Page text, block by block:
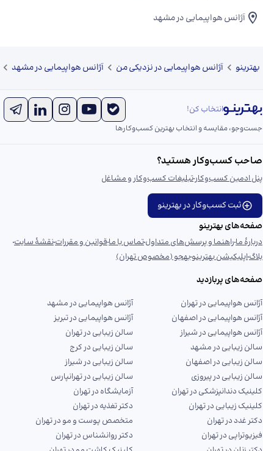
آژانس هواپیمایی در مشهد
بهترینو آژانس هواپیمایی در نزدیکی من آژانس هواپیمایی در مشهد
انتخاب کن!
جست‌و‌جو، مقایسه و انتخاب بهترین کسب‌وکارها
صاحب کسب‌وکار هستید؟
پنل ادمین کسب‌وکارتبلیغات کسب‌وکار و مشاغل
ثبت کسب‌وکار در بهترینو
صفحه‌های بهترینو
دربارهٔ ماراهنما و پرسش‌های متداولتماس با ماقوانین و مقرراتنقشهٔ سایت
بلاگاپلیکیشن بهترینوبهجو (مخصوص تهران)
صفحه‌های پربازدید
آژانس هواپیمایی در تهران
آژانس هواپیمایی در مشهد
آژانس هواپیمایی در اصفهان
آژانس هواپیمایی در تبریز
آژانس هواپیمایی در شیراز
سالن زیبایی در تهران
سالن زیبایی در مشهد
سالن زیبایی در کرج
سالن زیبایی در اصفهان
سالن زیبایی در شیراز
سالن زیبایی در پیروزی
سالن زیبایی در تهرانپارس
کلینیک دندانپزشکی در تهران
آزمایشگاه در تهران
کلینیک زیبایی در تهران
دکتر تغذیه در تهران
دکتر غدد در تهران
متخصص پوست و مو در تهران
فیزیوتراپی در تهران
دکتر روانشناس در تهران